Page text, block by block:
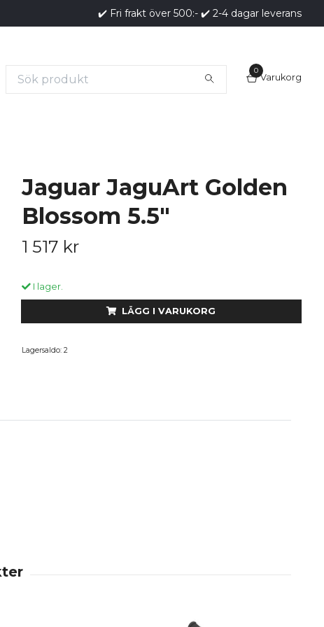
✔️ Fri frakt över 500:- ✔️ 2-4 dagar leverans
0
Varukorg
Jaguar JaguArt Golden
Blossom 5.5"
1 517 kr
I lager.
LÄGG I VARUKORG
Lagersaldo: 2